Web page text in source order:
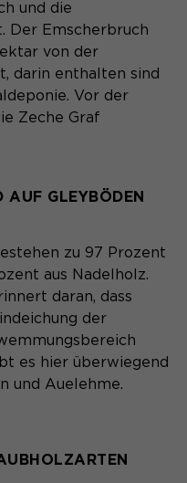
System dieser
Basis-Cookies sind
Ihr Besuch auf der
es der Website, Sie
somit Ihre Sitzung
speichert bei
entsprechenden
wird beim
Daten der
automatische
durch GTranslate.
Nutzer gewählte
Website.
und die
Der Emscherbruch
von der
darin enthalten sind
Vor der
Zeche Graf
AUF GLEYBÖDEN
zu 97 Prozent
aus Nadelholz.
daran, dass
der
es hier überwiegend
und Auelehme.